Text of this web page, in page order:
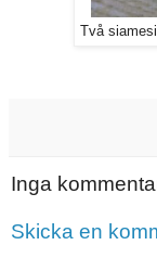
Två
Inga
Skicka en